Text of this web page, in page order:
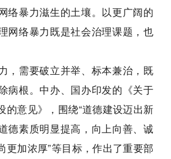
络暴力滋生的土壤。以更广阔的
网络暴力既是社会治理课题，也
需要破立并举、标本兼治，既
病根。中办、国办印发的《关于
的意见》，围绕“道德建设迈出新
德素质明显提高，向上向善、诚
更加浓厚”等目标，作出了重要部